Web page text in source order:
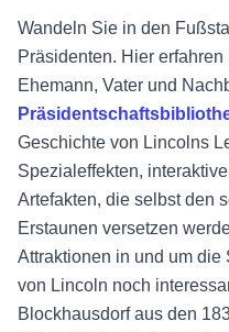
Wandeln Sie in den
Präsidenten. Hier
Ehemann, Vater und
Geschichte von Lincolns
Spezialeffekten,
Artefakten, die selbst den
Erstaunen versetzen
Attraktionen in und um die
von Lincoln noch
Blockhausdorf aus den